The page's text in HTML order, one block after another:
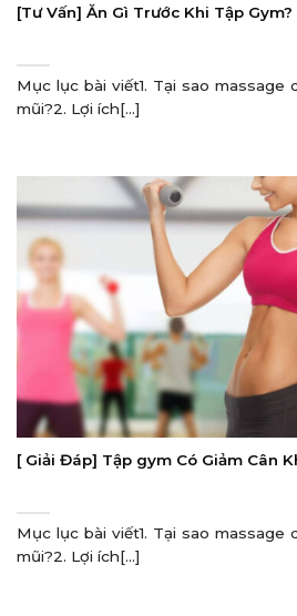
[Tư Vấn] Ăn Gì Trước Khi Tập
Mục lục bài viết1. Tại sao massage
mũi?2. Lợi ích[...]
[ Giải Đáp] Tập gym Có Giảm Cân
Mục lục bài viết1. Tại sao massage
mũi?2. Lợi ích[...]